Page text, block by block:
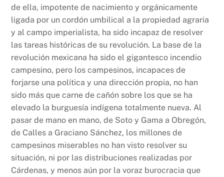
de ella, impotente de nacimiento y orgánicamente
ligada por un cordón umbilical a la propiedad agraria
y al campo imperialista, ha sido incapaz de resolver
las tareas históricas de su revolución. La base de la
revolución mexicana ha sido el gigantesco incendio
campesino, pero los campesinos, incapaces de
forjarse una política y una dirección propia, no han
sido más que carne de cañón sobre los que se ha
elevado la burguesía indígena totalmente nueva. Al
pasar de mano en mano, de Soto y Gama a Obregón,
de Calles a Graciano Sánchez, los millones de
campesinos miserables no han visto resolver su
situación, ni por las distribuciones realizadas por
Cárdenas, y menos aún por la voraz burocracia que